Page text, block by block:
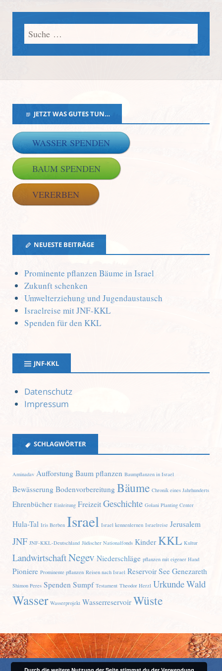
JETZT WAS GUTES TUN…
WASSER SPENDEN
BAUM SPENDEN
VERERBEN
NEUESTE BEITRÄGE
Prominente pflanzen Bäume in Israel
Zukunft schenken
Umwelterziehung und Jugendaustausch
Israelreise mit JNF-KKL
Spenden für den KKL
JNF-KKL
Datenschutz
Impressum
SCHLAGWÖRTER
Aminadav Aufforstung Baum pflanzen Baumpflanzen in Israel
Bewässerung Bodenvorbereitung Bäume Chronik eines Jahrhunderts
Ehrenbücher Einleitung Freizeit Geschichte Golani Planting Center
Hula-Tal Iris Berben Israel Israel kennenlernen Israelreise Jerusalem
JNF JNF-KKL-Deutschland Jüdischer Nationalfonds Kinder KKL Kultur
LandwirtschaftNegev Niederschläge pflanzen mit eigener Hand
Pioniere Prominente pflanzen Reisen nach Israel Reservoir See Genezareth
Shimon Peres Spenden Sumpf Testament Theodor Herzl UrkundeWald
Wasser Wasserprojekt Wasserreservoir Wüste